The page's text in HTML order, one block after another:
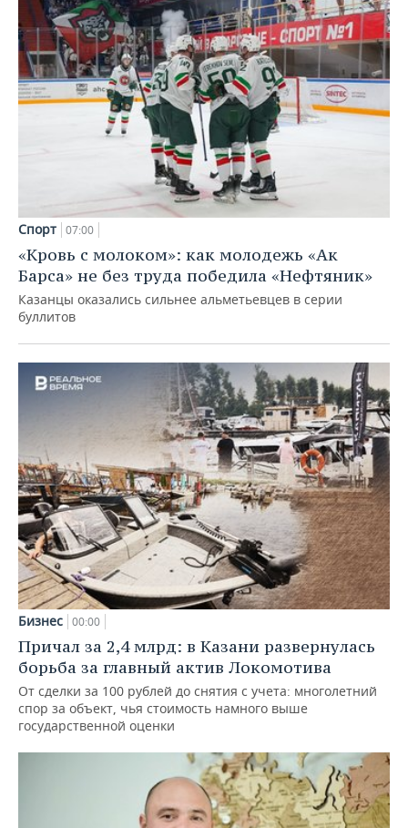
Спорт 07:00
«Кровь с молоком»: как молодежь «Ак
Барса» не без труда победила «Нефтяник»
Казанцы оказались сильнее альметьевцев в серии
буллитов
Бизнес 00:00
Причал за 2,4 млрд: в Казани развернулась
борьба за главный актив Локомотива
От сделки за 100 рублей до снятия с учета: многолетний
спор за объект, чья стоимость намного выше
государственной оценки